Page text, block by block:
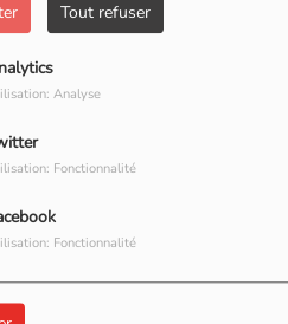
Tout refuser
Analyse
Fonctionnalité
Fonctionnalité
commenter cet article